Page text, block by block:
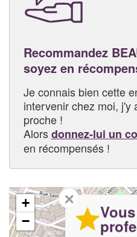
Recommandez
soyez en
Je connais bien cette
intervenir chez moi, j'y
proche !
Alorsdonnez-lui un
en récompensés !
+
−
✕